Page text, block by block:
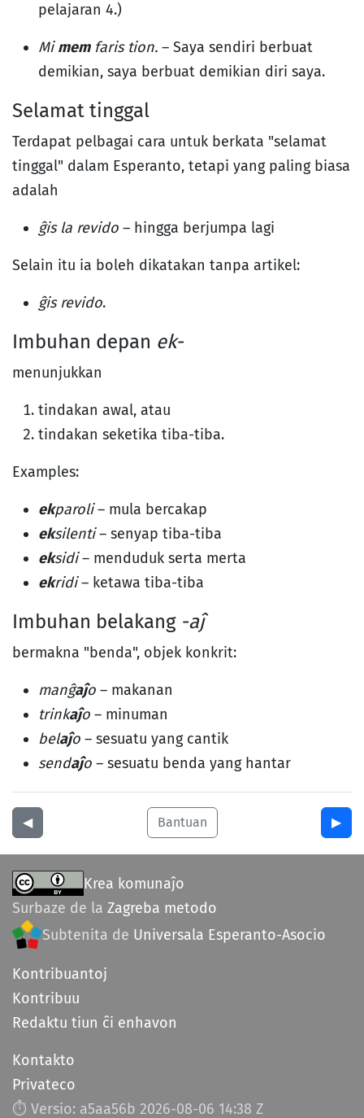
pelajaran 4.)
Mimemfaris tion. – Saya sendiri berbuat
demikian, saya berbuat demikian diri saya.
Selamat tinggal
Terdapat pelbagai cara untuk berkata "selamat
tinggal" dalam Esperanto, tetapi yang paling biasa
adalah
ĝis la revido – hingga berjumpa lagi
Selain itu ia boleh dikatakan tanpa artikel:
ĝis revido.
Imbuhan depan ek-
menunjukkan
tindakan awal, atau
tindakan seketika tiba-tiba.
Examples:
ekparoli– mula bercakap
eksilenti– senyap tiba-tiba
eksidi– menduduk serta merta
ekridi– ketawa tiba-tiba
Imbuhan belakang -aĵ
bermakna "benda", objek konkrit:
manĝaĵo – makanan
trinkaĵo – minuman
belaĵo – sesuatu yang cantik
sendaĵo – sesuatu benda yang hantar
◀︎ Bantuan ▶︎
Krea komunaĵo
Surbaze de la Zagreba metodo
Subtenita de Universala Esperanto-Asocio
Kontribuantoj
Kontribuu
Redaktu tiun ĉi enhavon
Kontakto
Privateco
⏱︎ Versio: a5aa56b 2026-08-06 14:38 Z